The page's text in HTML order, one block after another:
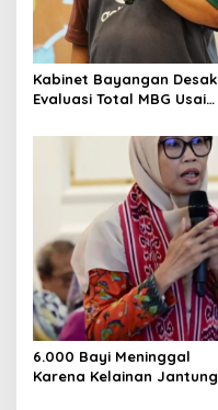
Kabinet Bayangan Desak
Evaluasi Total MBG Usai
Massal
6.000 Bayi Meninggal
Karena Kelainan Jantung